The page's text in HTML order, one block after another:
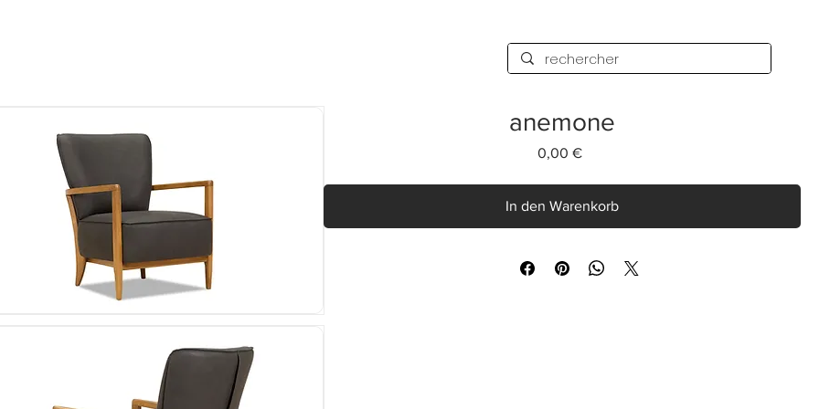
anemone
0,00 €Preis
In den Warenkorb